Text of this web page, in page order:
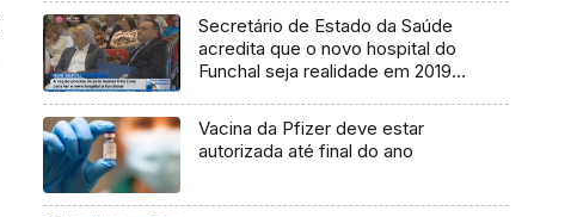
Secretário de Estado da Saúde
acredita que o novo hospital do
Funchal seja realidade em 2019
Vacina da Pfizer deve estar
autorizada até final do ano